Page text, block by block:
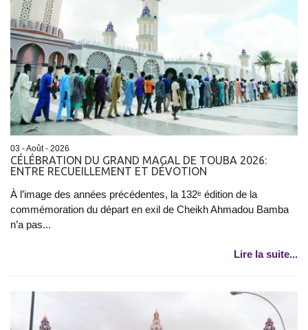
03 - Août - 2026
CÉLÉBRATION DU GRAND MAGAL DE TOUBA 2026:
ENTRE RECUEILLEMENT ET DÉVOTION
À l’image des années précédentes, la 132ᵉ édition de la
commémoration du départ en exil de Cheikh Ahmadou Bamba
n’a pas...
Lire la suite...